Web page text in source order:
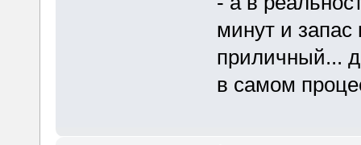
минут и
приличный...
в самом